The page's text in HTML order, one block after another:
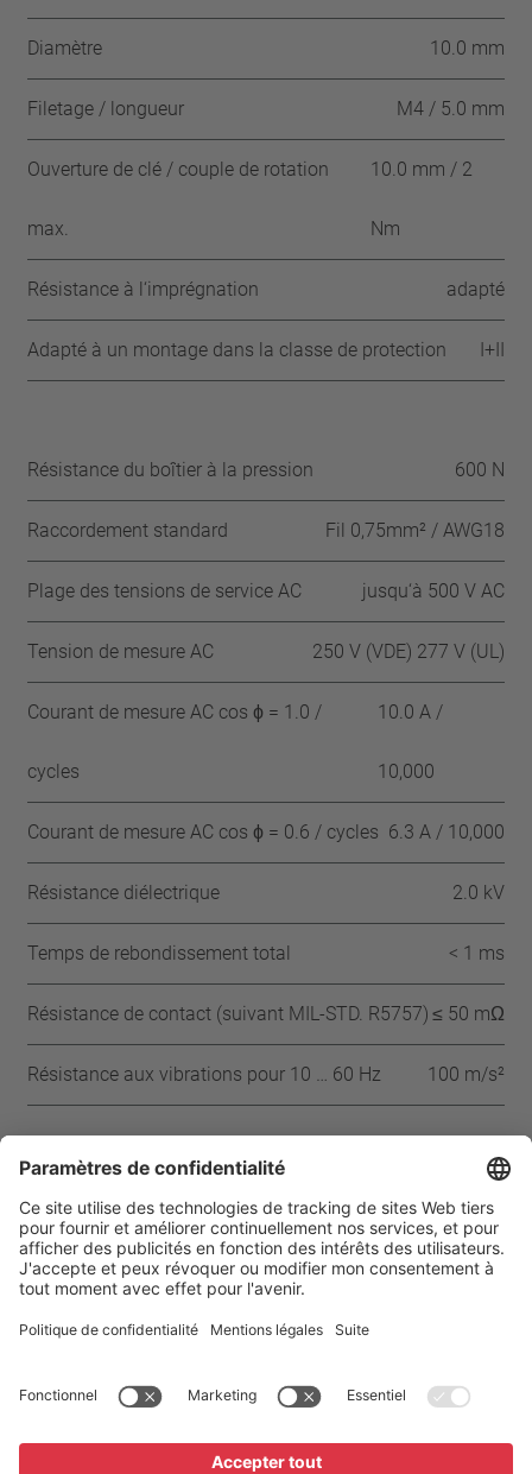
Diamètre 10.0 mm
Filetage / longueur M4 / 5.0 mm
Ouverture de clé / couple de rotation
max.
10.0 mm / 2
Nm
Résistance à l‘imprégnation adapté
Adapté à un montage dans la classe de protection I+II
Résistance du boîtier à la pression 600 N
Raccordement standard Fil 0,75mm² / AWG18
Plage des tensions de service AC jusqu‘à 500 V AC
Tension de mesure AC 250 V (VDE) 277 V (UL)
Courant de mesure AC cos ϕ = 1.0 /
cycles
10.0 A /
10,000
Courant de mesure AC cos ϕ = 0.6 / cycles 6.3 A / 10,000
Résistance diélectrique 2.0 kV
Temps de rebondissement total < 1 ms
Résistance de contact (suivant MIL-STD. R5757) ≤ 50 mΩ
Résistance aux vibrations pour 10 … 60 Hz 100 m/s²
Approbations
IEC ENEC VDE UL CSA CQC